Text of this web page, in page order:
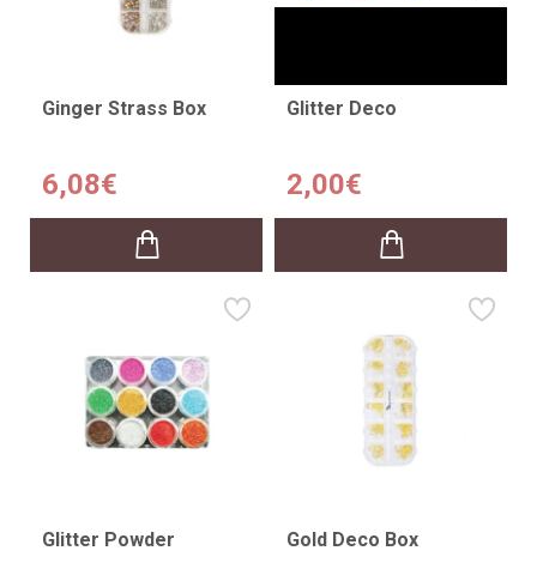
Ginger Strass Box
6,08€
Glitter Deco
2,00€
Glitter Powder Gold Deco Box